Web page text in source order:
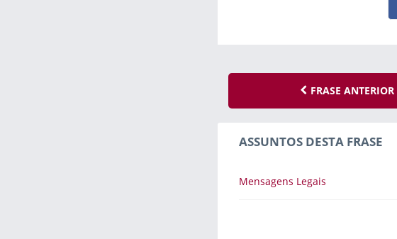
FRASE ANTERIOR
ASSUNTOS DESTA FRASE
Mensagens Legais